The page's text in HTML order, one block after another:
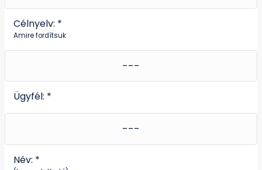
Célnyelv: *
Amire fordítsuk
Ügyfél: *
Név: *